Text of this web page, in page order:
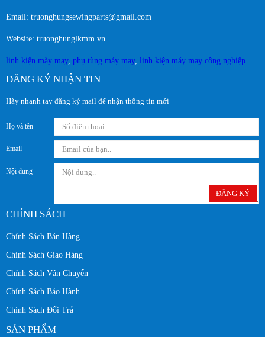
Email: truonghungsewingparts@gmail.com
Website: truonghunglkmm.vn
linh kiện mày may, phụ tùng máy may, linh kiện máy may công nghiệp
ĐĂNG KÝ NHẬN TIN
Hãy nhanh tay đăng ký mail để nhận thông tin mới
Họ và tên
Email
Nội dung
ĐĂNG KÝ
CHÍNH SÁCH
Chính Sách Bán Hàng
Chính Sách Giao Hàng
Chính Sách Vận Chuyển
Chính Sách Bảo Hành
Chính Sách Đổi Trả
SẢN PHẨM